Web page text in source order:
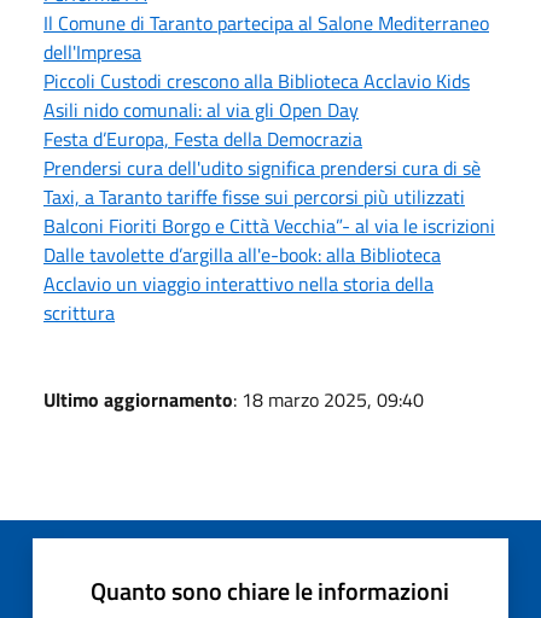
Il Comune di Taranto partecipa al Salone Mediterraneo
dell'Impresa
Piccoli Custodi crescono alla Biblioteca Acclavio Kids
Asili nido comunali: al via gli Open Day
Festa d’Europa, Festa della Democrazia
Prendersi cura dell'udito significa prendersi cura di sè
Taxi, a Taranto tariffe fisse sui percorsi più utilizzati
Balconi Fioriti Borgo e Città Vecchia”- al via le iscrizioni
Dalle tavolette d’argilla all'e-book: alla Biblioteca
Acclavio un viaggio interattivo nella storia della
scrittura
Ultimo aggiornamento: 18 marzo 2025, 09:40
Quanto sono chiare le informazioni